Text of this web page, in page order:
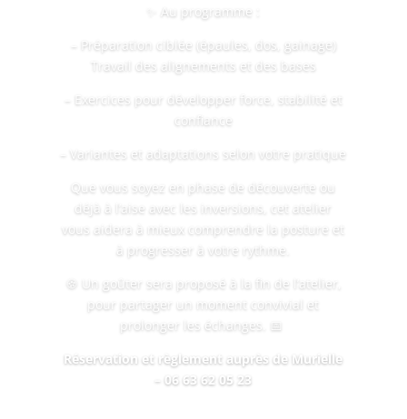
✨ Au programme :
– Préparation ciblée (épaules, dos, gainage)
Travail des alignements et des bases
– Exercices pour développer force, stabilité et
confiance
– Variantes et adaptations selon votre pratique
Que vous soyez en phase de découverte ou
déjà à l’aise avec les inversions, cet atelier
vous aidera à mieux comprendre la posture et
à progresser à votre rythme.
🍪 Un goûter sera proposé à la fin de l’atelier,
pour partager un moment convivial et
prolonger les échanges. 📅
Réservation et règlement auprès de Murielle
– 06 63 62 05 23